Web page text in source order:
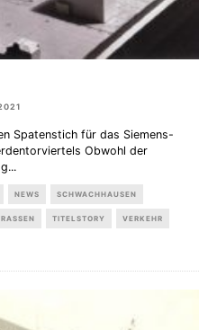
Spatenstich für das Siemens-
Obwohl der
...
NEWS SCHWACHHAUSEN
TITELSTORY VERKEHR